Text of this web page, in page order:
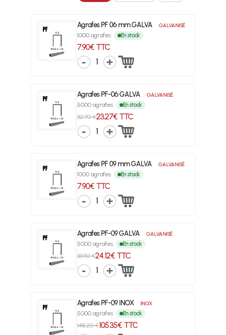
Agrafes PF 06 mm GALVA GALVANISÉ
1000 agrafes En stock
7.90€ TTC
1
Agrafes PF-06 GALVA GALVANISÉ
5000 agrafes En stock
32.70 €23.27€ TTC
1
Agrafes PF 09 mm GALVA GALVANISÉ
1000 agrafes En stock
7.90€ TTC
1
Agrafes PF-09 GALVA GALVANISÉ
5000 agrafes En stock
33.90 €24.12€ TTC
1
Agrafes PF-09 INOX INOX
5000 agrafes En stock
148.20 €105.35€ TTC